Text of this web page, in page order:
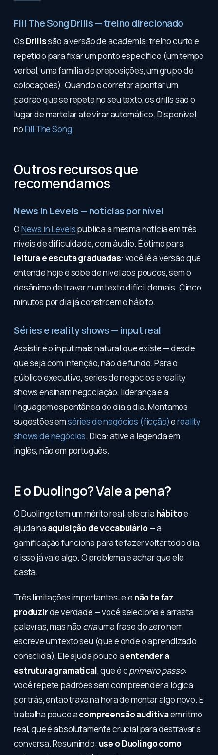
Fill The Song Drills — treino direcionado
Os Drillssão a versão de academia: treino curto e
repetido para fixar um ponto específico (um tempo
verbal, uma família de preposições, um grupo de
colocações). Quando o corretor apontar um
padrão que se repete no seu texto, os drills são o
lugar de martelar até virar automático. Disponível
noFill The Song.
Outros recursos que
recomendamos
News in Levels — notícias por nível
ONews in Levelspublica a mesma notícia em três
níveis de dificuldade, com áudio. É ótimo para
leitura e escuta graduadas: você lê a versão que
entende hoje e sobe de nível aos poucos, sem o
desânimo de travar num texto difícil demais. Cinco
minutos por dia já constroem o hábito.
Séries e reality shows — input real
Assistir é o input mais natural que existe — desde
que seja com intenção, não de fundo. Para o
público executivo, séries de negócios e reality
shows ensinam negociação, liderança e a
linguagem espontânea do dia a dia. Montamos
sugestões emséries de negócios (ficção)ereality
shows de negócios. Dica: ative a legenda em
inglês, não em português.
E o Duolingo? Vale a pena?
O Duolingo tem um mérito real: ele cria hábitoe
ajuda na aquisição de vocabulário— a
gamificação funciona para te fazer voltar todo dia,
e isso já vale algo. O problema é achar que ele
basta.
Três limitações importantes: ele não te faz
produzirde verdade — você seleciona e arrasta
palavras, mas não criauma frase do zero nem
escreve um texto seu (que é onde o aprendizado
consolida). Ele ajuda pouco aentender a
estrutura gramatical, que é oprimeiro passo:
você repete padrões sem compreender a lógica
por trás, então trava na hora de montar algo novo. E
trabalha pouco acompreensão auditivaem ritmo
real, que é absolutamente crucial para destravar a
conversa. Resumindo: use o Duolingo como